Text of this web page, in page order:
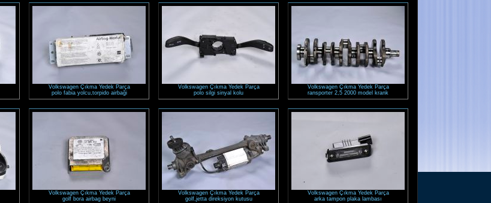
Volkswagen Çıkma Yedek Parça
polo fabia yolcu,torpido airbaği
Volkswagen Çıkma Yedek Parça
polo silgi sinyal kolu
Volkswagen Çıkma Yedek Parça
ransporter 2,5 2000 model krank
Volkswagen Çıkma Yedek Parça
golf bora airbag beyni
Volkswagen Çıkma Yedek Parça
golf,jetta direksiyon kutusu
Volkswagen Çıkma Yedek Parça
arka tampon plaka lambası